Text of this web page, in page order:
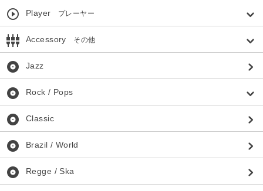
play_circle_outline Player プレーヤー
settings_input_component Accessory その他
album Jazz
album Rock / Pops
album Classic
album Brazil / World
album Regge / Ska